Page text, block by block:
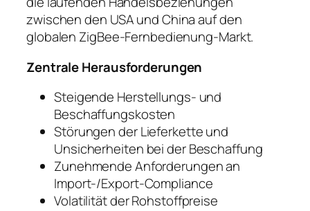
zwischen den USA und China auf den
globalen ZigBee-Fernbedienung-Markt.
Zentrale Herausforderungen
Steigende Herstellungs- und
Beschaffungskosten
Störungen der Lieferkette und
Unsicherheiten bei der Beschaffung
Zunehmende Anforderungen an
Import-/Export-Compliance
Volatilität der Rohstoffpreise